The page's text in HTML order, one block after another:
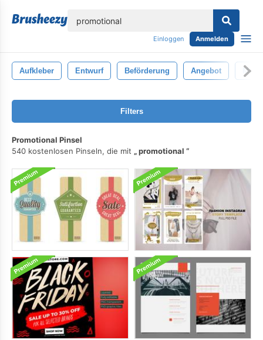
Einloggen Anmelden
Aufkleber Entwurf Beförderung Angebot
Filters
Promotional Pinsel
540 kostenlosen Pinseln, die mit
promotional